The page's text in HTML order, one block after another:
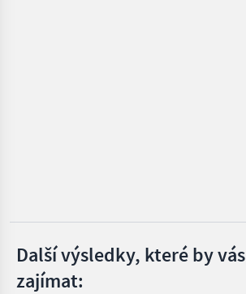
Vicon
Další výsledky, které by
zajímat: